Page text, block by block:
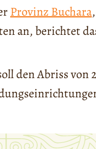
Provinz Buchara
an, berichtet
den Abriss